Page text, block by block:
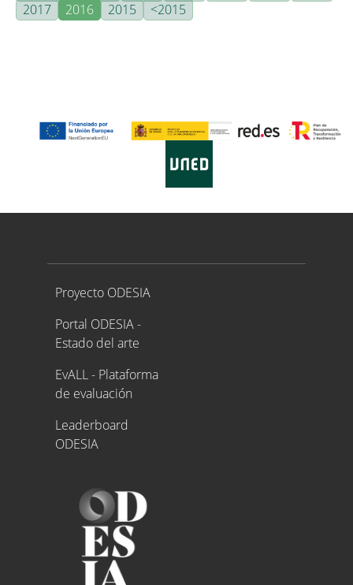
2017
2016 2015 <2015
Proyecto ODESIA
Proyecto ODESIA
Portal ODESIA -
Estado del arte
EvALL - Plataforma
de evaluación
Leaderboard
ODESIA